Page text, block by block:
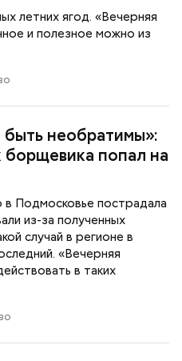
летних ягод. «Вечерняя
и полезное можно из
необратимы»:
борщевика попал на
Подмосковье пострадала
из-за полученных
случай в регионе в
«Вечерняя
в таких